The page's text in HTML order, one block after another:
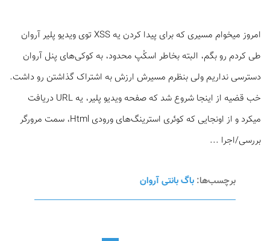
امروز میخوام مسیری که برای پیدا کردن یه XSS توی ویدیو پلیر آروان
طی کردم رو بگم، البته بخاطر اسکُپ محدود، به کوکی‌های پنل آروان
دسترسی نداریم ولی بنظرم مسیرش ارزش به اشتراک گذاشتن رو داشت.
خب قضیه از اینجا شروع شد که صفحه ویدیو پلیر، یه URL دریافت
میکرد و از اونجایی که کوئری استرینگ‌های ورودی Html، سمت مرورگر
بررسی/اجرا ...
برچسب‌ها: باگ بانتی آروان